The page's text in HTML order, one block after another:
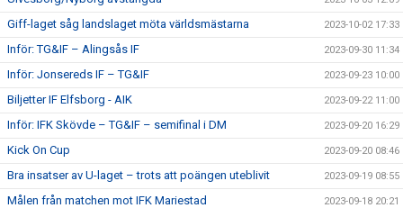
Giff-laget såg landslaget möta världsmästarna 2023-10-02 17:33
Inför: TG&IF – Alingsås IF 2023-09-30 11:34
Inför: Jonsereds IF – TG&IF 2023-09-23 10:00
Biljetter IF Elfsborg - AIK 2023-09-22 11:00
Inför: IFK Skövde – TG&IF – semifinal i DM 2023-09-20 16:29
Kick On Cup 2023-09-20 08:46
Bra insatser av U-laget – trots att poängen uteblivit 2023-09-19 08:55
Målen från matchen mot IFK Mariestad 2023-09-18 20:21